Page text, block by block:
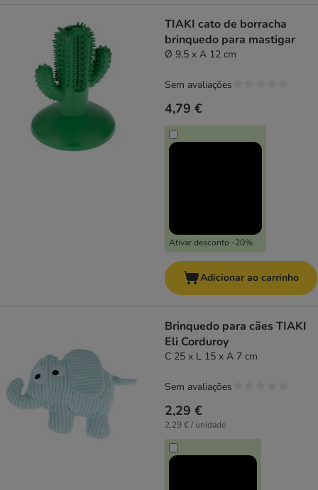
TIAKI cato de borracha
brinquedo para mastigar
Ø 9,5 x A 12 cm
4,79 €
Ativar desconto -20%
Sem avaliações
Adicionar ao carrinho
Brinquedo para cães TIAKI
Eli Corduroy
C 25 x L 15 x A 7 cm
2,29 €
2,29 € / unidade
Sem avaliações